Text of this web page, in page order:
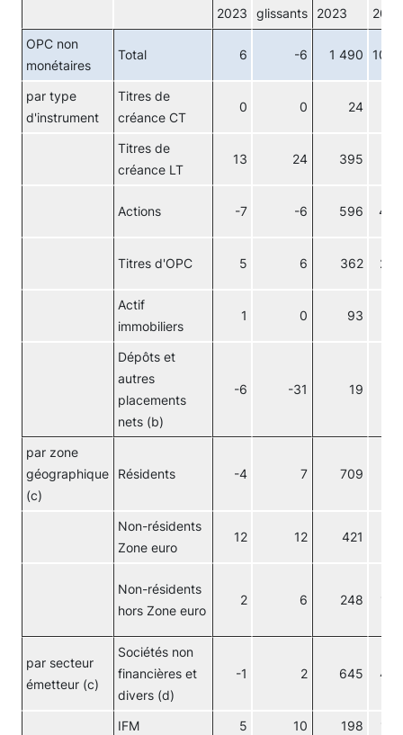
2023
glissants
2023
2023
OPC non
monétaires
Total 6 -6 1 490
par type
d'instrument
Titres de
créance CT
0 0 24
Titres de
créance LT
13 24 395
Actions -7 -6 596
Titres d'OPC 5 6 362
Actif
immobiliers
1 0 93
Dépôts et
autres
placements
nets (b)
-6 -31 19
par zone
géographique
(c)
Résidents -4 7 709
Non-résidents
Zone euro
12 12 421
Non-résidents
hors Zone euro
2 6 248
par secteur
émetteur (c)
Sociétés non
financières et
divers (d)
-1 2 645
IFM 5 10 198